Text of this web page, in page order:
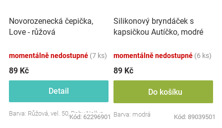
Novorozenecká čepička,
Love - růžová
momentálně nedostupné (7 ks)
89 Kč
Detail
Barva: Růžová, vel. 50, Baby Nellys
Kód: 62296901
Silikonový bryndáček s
kapsičkou Autíčko, modré
momentálně nedostupné (6 ks)
89 Kč
Do košíku
Barva: modrá Kód: 89039501